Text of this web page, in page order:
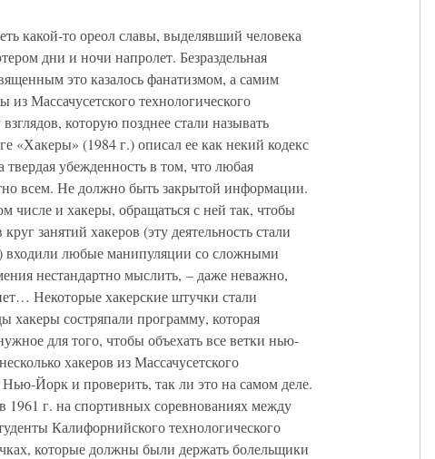
какой-то ореол славы, выделявший человека
дни и ночи напролет. Безраздельная
это казалось фанатизмом, а самим
Массачусетского технологического
которую позднее стали называть
«Хакеры» (1984 г.) описал ее как некий кодекс
убежденность в том, что любая
всем. Не должно быть закрытой информации.
числе и хакеры, обращаться с ней так, чтобы
занятий хакеров (эту деятельность стали
входили любые манипуляции со сложными
нестандартно мыслить, – даже неважно,
Некоторые хакерские штучки стали
состряпали программу, которая
для того, чтобы объехать все ветки нью-
хакеров из Массачусетского
Нью-Йорк и проверить, так ли это на самом деле.
г. на спортивных соревнованиях между
Калифорнийского технологического
которые должны были держать болельщики